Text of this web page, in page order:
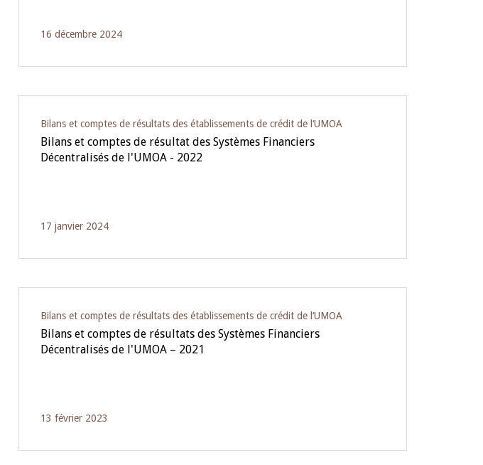
16 décembre 2024
Bilans et comptes de résultats des établissements de crédit de l‘UMOA
Bilans et comptes de résultat des Systèmes Financiers
Décentralisés de l'UMOA - 2022
17 janvier 2024
Bilans et comptes de résultats des établissements de crédit de l‘UMOA
Bilans et comptes de résultats des Systèmes Financiers
Décentralisés de l'UMOA – 2021
13 février 2023